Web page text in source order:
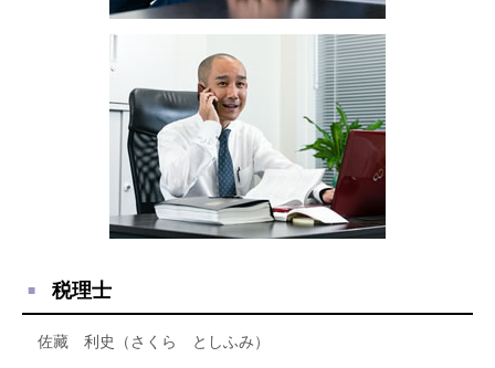
税理士
佐藏 利史（さくら としふみ）